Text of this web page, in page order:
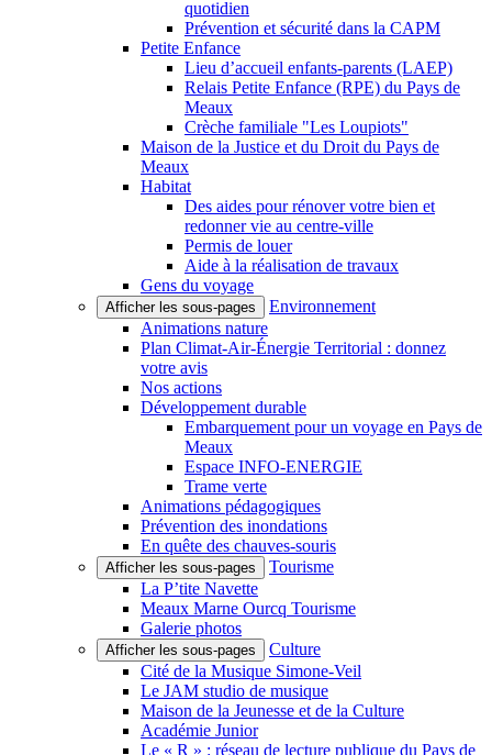
quotidien
Prévention et sécurité dans la CAPM
Petite Enfance
Lieu d’accueil enfants-parents (LAEP)
Relais Petite Enfance (RPE) du Pays de
Meaux
Crèche familiale "Les Loupiots"
Maison de la Justice et du Droit du Pays de
Meaux
Habitat
Des aides pour rénover votre bien et
redonner vie au centre-ville
Permis de louer
Aide à la réalisation de travaux
Gens du voyage
Afficher les sous-pages
Environnement
Animations nature
Plan Climat-Air-Énergie Territorial : donnez
votre avis
Nos actions
Développement durable
Embarquement pour un voyage en Pays de
Meaux
Espace INFO-ENERGIE
Trame verte
Animations pédagogiques
Prévention des inondations
En quête des chauves-souris
Afficher les sous-pages
Tourisme
La P’tite Navette
Meaux Marne Ourcq Tourisme
Galerie photos
Afficher les sous-pages
Culture
Cité de la Musique Simone-Veil
Le JAM studio de musique
Maison de la Jeunesse et de la Culture
Académie Junior
Le « R » : réseau de lecture publique du Pays de